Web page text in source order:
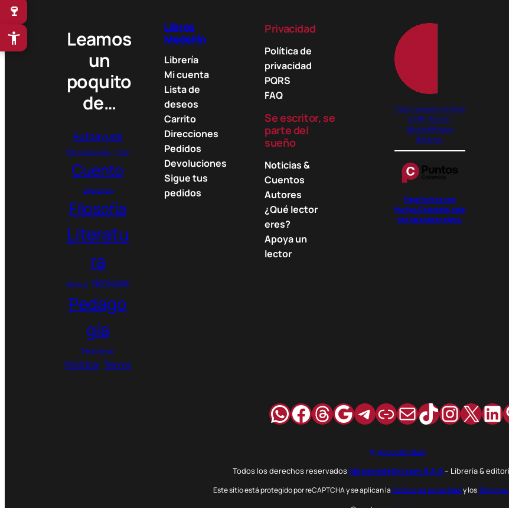
Leamos
un
poquito
de…
Autoayuda
Bibliotecología Cine
Cuento
Depresión
Filosofía
Literatu
ra
Música Noticias
Pedago
gía
Personajes
Política Terror
Libros
Medellín
Librería
Mi cuenta
Lista de
deseos
Carrito
Direcciones
Pedidos
Devoluciones
Sigue tus
pedidos
Privacidad
Política de
privacidad
PQRS
FAQ
Se escritor, se
parte del
sueño
Noticias &
Cuentos
Autores
¿Qué lector
eres?
Apoya un
lector
Pagos seguros gracias
a PSE, Wompi,
MercadoPago y
Binance.
Paga libritos con
Puntos Colombia, dale
clic para saber cómo.
WhatsApp
Facebook
Hilos
Google
Telegram
Enlace
Correo
TikTok
X
Accesibilidad
Todos los derechos reservados librosmedellin.com S.A.S– Librería &
Este sitio está protegido por reCAPTCHA y se aplican laPolítica de privacidady los
🍷